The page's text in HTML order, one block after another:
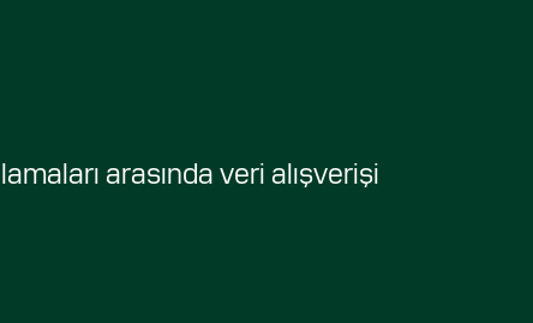
arasında veri alışverişi